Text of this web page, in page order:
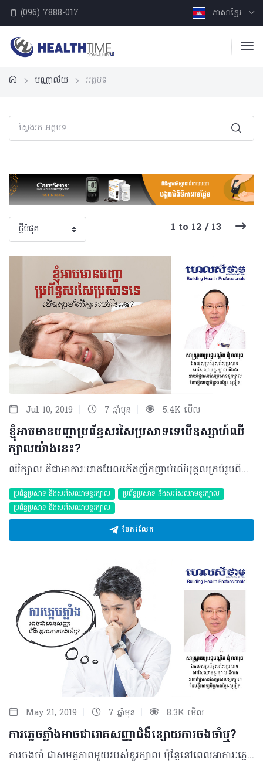
(096) 7888-017 ភាសាខ្មែរ
បណ្ណាល័យ អត្ថបទ
1 to 12 / 13
Jul 10, 2019 | 7 ឆ្នាំមុន | 5.4K មើល
ខ្ញុំអាចមានបញ្ហាប្រព័ន្ធសរសៃប្រសាទទេបើឧស្សាហ៍ឈឺ
ក្បាលយ៉ាងនេះ?
ឈឺក្បាល គឺជាអាការៈរោគដែលកើតញឹកញាប់លើបុគ្គលគ្រប់រូបពិសេសអ្នកដែលមានការងារមមាញឹក។ ប៉ុន្តែរោគសញ្ញាឈឺក្បាលនេះក៏អាចជាប់ពាក់ព័ន្ធទៅនឹងជំងឺមួយចំនួនផងដែរដូចជាបញ្ហាប្រព័ន្ធប្រសាទជាដើម។ ប៉ុន្តែប្រសិនការឈឺចាប់កើតឡើងនៅផ្នែកខាងក្រោយនៃក្បាលដែលសង្ស័យថាប៉ះពាល់ទៅនឹងប្រព័ន្ធប្រសាទ ករណីរបស់អ្នកប្រហែលជាអាចដូចទៅនឹងករណីខាងក្រោម៖ សំណួរ៖ ខ្ញុំបាទអាយុ ៣២ឆ្នាំ កម្ពស់ ១ម៉ែត្រ៧៦ ទម្ងន់ ៦៥ គីឡូក្រាម ជាវិស្វករអគ្គិសនី។ ខ្ញុំមានបញ្ហាឈឺក្បាលមួយចំហៀងផ្នែកខាងក្រោយដែលកើតឡើងយូរៗម្តងតែមិនងាយបាត់។ ពេលខ្លះអាចឈឺពេញមួយសប្តាហ៍ ហើយការឈឺនេះបានធូរស្រាលខ្លះនៅពេលគេង។ ខ្ញុំបានប្រើប្រាស់ថ្នាំបំបាត់ការឈឺចាប់ដែលមានផ្សំ Paracetamol និង Ibuprofene ៣ដងក្នុងមួយថ្ងៃជារៀងរាល់ថ្ងៃដោយខ្លួនឯងនៅពេលមានអាការៈនេះ។ តើអាការៈនេះប៉ះពាល់ប្រព័ន្ធសរសៃប្រសាទឬយ៉ាងណា? តើខ្ញុំគួរធ្វើដូចម្តេច? ចម្លើយ៖ ចំពោះការឈឺក្បាលមួយចំហៀងផ្នែកខាងក្រោយ និងពេញមួយសប្តាហ៍ តែយើងមិនដឹងថាការឈឺនេះប៉ុន្មានថ្ងៃក្នុងមួយសប្តាហ៍ និងឈឺម្តងប៉ុន្មានម៉ោង។ ចំពោះការប្រើប្រាស់ថ្នាំបំបាត់ការឈឺចាប់គ្រាន់តែជួយបន្ធូរការឈឺចាប់បណ្តោះអាសន្នប៉ុណ្ណោះ ម្យ៉ាងទៀតថ្នាំបំបាត់ការឈឺចាប់មានកម្រិតផ្សេងៗគ្នា និងមិនដឹងថាអ្នកជំងឺញ៉ាំ ៣ដងក្នុងមួយថ្ងៃក្នុងកម្រិតណាដែលមិនបាត់នោះទេ។ បើតាមការរៀបរាប់ខាងលើអាចទាក់ទងនឹងជំងឺប្រកាំងប៉ុន្តែលោកគួរតែជួបពិភាក្សាជាមួយគ្រូពេទ្យឯកទេសប្រព័ន្ធសរសៃប្រសាទខួរក្បាលដើម្បីធ្វើរោគវិនិច្ឆ័យឲ្យបានត្រឹមត្រូវហើយបើមិនមានអ្វីពាក់ព័ន្ធនឹងផ្នែកខួរក្បាលទេលោកគ្រាន់តែទទួលការព្យាបាលឲ្យបានត្រឹមត្រូវនិងដោយទៀងទាត់ក្នុងរយៈពេល៣ខែនោះអាការៈលោកនឹងអាចមានភាពប្រសើរឡើង។ បកស្រាយដោយ៖ សាស្រ្តាចារ្យមហាបរិញ្ញា ជុំ ណាវុធ ឯកទេសប្រព័ន្ធសរសៃប្រសាទសរសៃឈាមខួរក្បាល និងជានាយផ្នែកសរសៃប្រសាទខួរក្បាលនៃមន្ទីរពេទ្យមិត្តភាពខ្មែរ-សូវៀត អត្ថបទ៖ ដកស្រង់ចេញពីទស្សនាវដ្ដី ហេលស៍ថាម ប្រូ លេខ ៧៩ ©2019 រក្សាសិទ្ធិគ្រប់យ៉ាង​ដោយ Healthtime Corporation ចំពោះគ្រប់អត្ថបទដោយគ្មានផ្នែកណាមួយត្រូវបោះពុម្ពផ្សាយចូលប្រព័ន្ធអុីនធឺណែតឧបករណ៍អេឡិចត្រូនិកអាត់ជាសំឡេងឬថតចំលងគ្រប់រូបភាពដោយគ្មានការអនុញ្ញាតឡើយ
ប្រព័ន្ធប្រសាទ និងសរសៃឈាមខួរក្បាល
ប្រព័ន្ធប្រសាទ និងសរសៃឈាមខួរក្បាល
ប្រព័ន្ធប្រសាទ និងសរសៃឈាមខួរក្បាល
ចែករំលែក
May 21, 2019 | 7 ឆ្នាំមុន | 8.3K មើល
ការភ្លេចភ្លាំងអាចជារោគសញ្ញាជំងឺខ្សោយការចងចាំឬ?
ការចងចាំ ជាសមត្ថភាពមួយរបស់ខួរក្បាល ប៉ុន្តែនៅពេលអាការៈភ្លេចភ្លាំង ឬការខ្សោយចងចាំចាប់ផ្តើមស្តែងចេញឡើង នោះការរុករកមូលហេតុជាច្រើននឹងត្រូវធ្វើឡើង ដើម្បីប្រាកដថាវាបណ្តាលមកពីការថយចុះសមត្ថភាពរបស់ខួរក្បាល ឬបញ្ហាដទៃផ្សេងទៀត។ សំណួរ៖ ខ្ញុំបាទធ្លាប់ឮថាមនុស្សយើងមានទំហំខួរក្បាលប្រហាក់ប្រហែលគ្នា តែហេតុអ្វីបានជាមានការចងចាំខុសគ្នា? ដូចជាពេលនេះជាដើមខ្ញុំធ្វើអ្វី ឬទុកដាក់អ្វីមួយតែងតែឆាប់ភ្លេចជានិច្ច។ ប្រសិនបើគេងយប់ជ្រៅ ឬងើបពីគេងលឿនពេកដឹងតែឈឺក្បាល និងគិតអ្វីក៏មិនចេញដែរ។ ខ្ញុំមិនធ្លាប់មានការប៉ះទង្គិចក្បាលទេ ហើយក៏មិនមានជំងឺប្រចាំកាយអ្វីឡើយ។ តើមានវិធីសាស្ត្រដូចម្តេចដើម្បីបញ្ចៀសបញ្ហានេះបានខ្លះ? ហើយការភ្លេចភ្លាំងនេះអាចវិវឌ្ឍកាន់តែធ្ងន់ធ្ងរដែរឬទេ? ចម្លើយ៖ ទំហំខួរក្បាលមានពីរ គឺទាក់ទងនឹងមាឌ និងសមត្ថភាពនៃការផ្ទុកទិន្នន័យ បើនិយាយពីសម្បកខាងក្រៅរបស់ខួរក្បាលជាមធ្យមខួរក្បាលរបស់មនុស្សមានទម្ងន់ពី១,៤ ទៅ១,៦គីឡូក្រាម ដែលប្រើប្រាស់អុកស៊ីសែនពី ៣០ ទៅ៤០ភាគរយនៃដងខ្លួន។ និយាយពីការផ្ទុកទិន្នន័យតាមការសិក្សារបស់ក្រុមហ៊ុនទូរស័ព្ទដៃ SAMSUNG សមត្ថភាពខួរក្បាលអាចផ្ទុកបានពី ១៥ ទៅ៣០ Terabyte (1 Terabyte = 1,024GB)។ បញ្ហាទំហំខួរក្បាលធំ ឬតូចប្រៀបដូចកុំព្យូទ័រដែរ គឺអាស្រ័យលើរបៀបដាក់បញ្ចូលទិន្នន័យ ប្រសិនបើការទុកដាក់បានត្រឹមត្រូវនោះការយកចេញមកវិញគឺមានភាពងាយស្រួល។ ដូចគ្នានឹងការចងចាំដែរ បើយើងរៀបចំទុកដាក់ឲ្យមានរបៀបទាំងការធ្វើការងារ និងផ្នត់គំនិតសណ្តាប់ធ្នាប់នៅក្នុងខួរក្បាលដែលអាចធ្វើឲ្យការគិតចងចាំមានភាពរហ័សរហួន និងមិនមានការភ្លេចភ្លាំង។ ម្យ៉ាងទៀតដោយសារតែមនុស្សភាគច្រើនពឹងផ្អែកលើប្រព័ន្ធអង្គចងចាំ (Memory) ខាងក្រៅច្រើនដូចជា ទូរស័ព្ទ ឬកុំព្យូទ័រជាដើម (ហៅថា «អង្គចងចាំខាងក្រៅ» External Memory) ដែលធ្វើឲ្យខួរក្បាលបន្ថយការហ្វឹកហាត់ការចងចាំជាហេតុនាំឲ្យសមត្ថភាពចងចាំរបស់ខួរក្បាលថយចុះក្នុងស័ករាជប្រព័ន្ធព័ត៌មានវិទ្យា។ មួយវិញទៀតខួរក្បាលជាសរីរាង្គមានជីវិតដែលត្រូវការសារធាតុចិញ្ចឹម និងសម្រាកឲ្យបានគ្រប់គ្រាន់។ ដូចនេះ ការគេងយប់ជ្រៅធ្វើឲ្យខួរក្បាលមានភាពនឿយហត់ ធ្វើឲ្យសមត្ថភាពចងចាំថយចុះ និងបង្កឲ្យមានការឈឺក្បាលផងដែរ។ ជារួមយើងគួរតែផ្លាស់ប្តូរទម្លាប់នៃការប្រព្រឹត្តនៃការរស់នៅធ្វើលំហាត់ប្រាណឲ្យបានទៀងទាត់ និងរក្សាសុខភាពផ្លូវចិត្តឲ្យមានលំនឹងព្រោះអាចធ្វើឲ្យការចងចាំមានភាពប្រសើរឡើង និងមិនវិវឌ្ឍទៅរកភាពធ្ងន់ធ្ងរនោះទេ។ បកស្រាយដោយ៖ សាស្រ្តាចារ្យវេជ្ជបណ្ឌិត ជុំ ណាវុធ ឯកទេសប្រព័ន្ធសរសៃប្រសាទសរសៃឈាមខួរក្បាល និងជានាយផ្នែកសរសៃប្រសាទខួរក្បាលនៃមន្ទីរពេទ្យមិត្តភាពខ្មែរ-សូវៀត អត្ថបទ៖ ដកស្រង់ចេញពីទស្សនាវដ្ដី ហេលស៍ថាម ប្រូ លេខ ៧៨ ©2019 រក្សាសិទ្ធិគ្រប់យ៉ាង​ដោយ Healthtime Corporation ចំពោះគ្រប់អត្ថបទដោយគ្មានផ្នែកណាមួយត្រូវបោះពុម្ពផ្សាយចូល ប្រព័ន្ធអុីនធឺណែតឧបករណ៍អេឡិចត្រូនិកអាត់ជាសំឡេងឬថតចំលងគ្រប់រូបភាពដោយគ្មានការអនុញ្ញាតឡើយ